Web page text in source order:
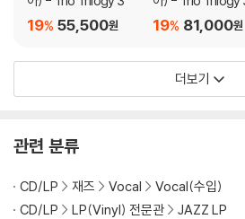
55,500원
19%
LP]
81,000원
19%
더보기
관련 분류
CD/LP 재즈 Vocal
Vocal(수입)
CD/LP
LP(Vinyl) 전문관 JAZZ LP